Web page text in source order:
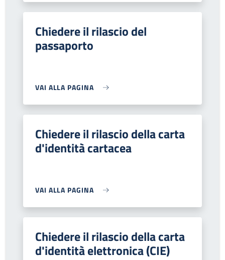
Chiedere il rilascio del
passaporto
VAI ALLA PAGINA
Chiedere il rilascio della carta
d'identità cartacea
VAI ALLA PAGINA
Chiedere il rilascio della carta
d'identità elettronica (CIE)